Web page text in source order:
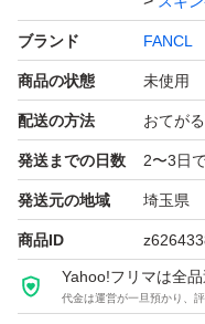
ブランド FANCL
商品の状態 未使用
配送の方法 おてが
発送までの日数 2〜3日
発送元の地域 埼玉県
商品ID
Yahoo!フリマは全
代金は運営が一旦預かり、